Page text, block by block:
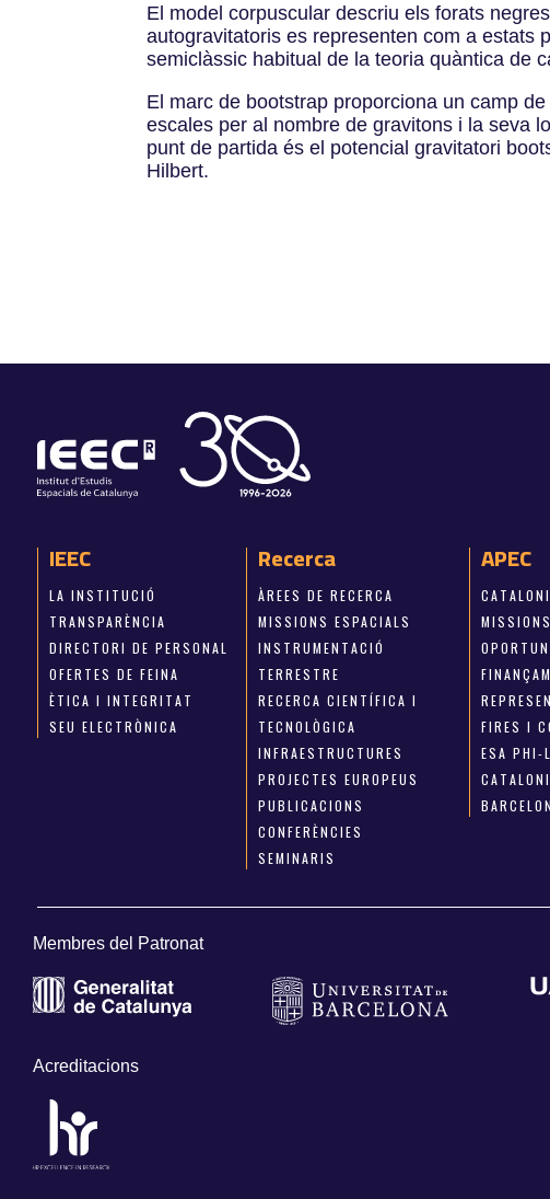
El model corpuscular descriu els forats
autogravitatoris es representen com a estats
semiclàssic habitual de la teoria quàntica de
El marc de bootstrap proporciona un camp
escales per al nombre de gravitons i la seva
punt de partida és el potencial gravitatori
Hilbert.
IEEC
LA INSTITUCIÓ
TRANSPARÈNCIA
DIRECTORI DE PERSONAL
OFERTES DE FEINA
ÈTICA I INTEGRITAT
SEU ELECTRÒNICA
Recerca
ÀREES DE RECERCA
MISSIONS ESPACIALS
INSTRUMENTACIÓ
TERRESTRE
RECERCA CIENTÍFICA I
TECNOLÒGICA
INFRAESTRUCTURES
PROJECTES EUROPEUS
PUBLICACIONS
CONFERÈNCIES
SEMINARIS
APEC
FIRES I
ESA PHI-
Membres del Patronat
Acreditacions